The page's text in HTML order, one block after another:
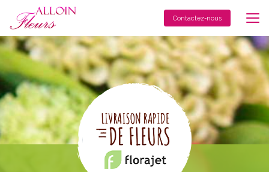
contenu
principal
Contactez-nous